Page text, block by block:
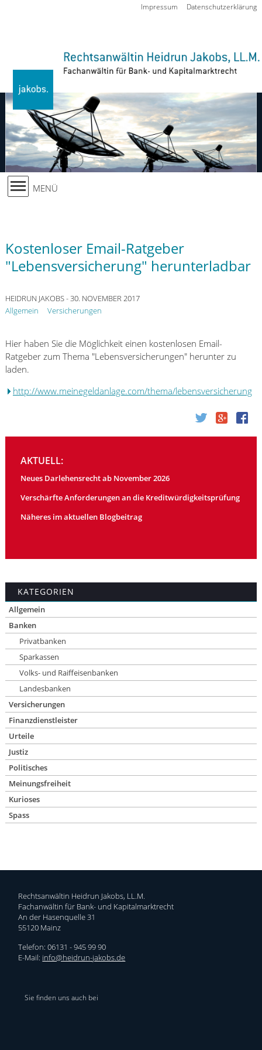
Zur Navigation springen Datenschutzerklärung
Impressum
Kostenloser Email-Ratgeber
"Lebensversicherung" herunterladbar
HEIDRUN JAKOBS- 30. NOVEMBER 2017
Allgemein
Versicherungen
Hier haben Sie die Möglichkeit einen kostenlosen Email-
Ratgeber zum Thema "Lebensversicherungen" herunter zu
laden.
http://www.meinegeldanlage.com/thema/lebensversicherung
MENÜ
AKTUELL:
Neues Darlehensrecht ab November 2026
Verschärfte Anforderungen an die Kreditwürdigkeitsprüfung
Näheres im aktuellen Blogbeitrag
KATEGORIEN
Allgemein
Banken
Privatbanken
Sparkassen
Volks- und Raiffeisenbanken
Landesbanken
Versicherungen
Finanzdienstleister
Urteile
Justiz
Politisches
Meinungsfreiheit
Kurioses
Spass
Rechtsanwältin Heidrun Jakobs, LL.M.
Fachanwältin für Bank- und Kapitalmarktrecht
An der Hasenquelle 31
55120 Mainz
Telefon: 06131 - 945 99 90
E-Mail: info@heidrun-jakobs.de
Sie finden uns auch bei